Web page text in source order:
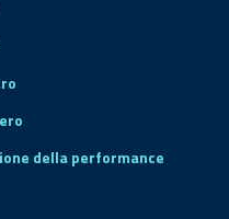
della performance